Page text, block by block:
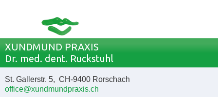
XUNDMUND PRAXIS
Dr. med. dent. Ruckstuhl
St. Gallerstr. 5, CH-9400 Rorschach
office@xundmundpraxis.ch